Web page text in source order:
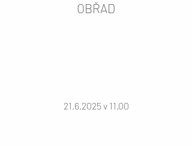
OBŘAD
21.6.2025 v 11.00